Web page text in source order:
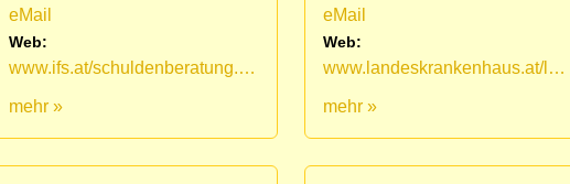
eMail
Web:
www.ifs.at/schuldenberatung.html
mehr »
eMail
Web:
www.landeskrankenhaus.at/leistungsangebot/fuer-patienten/medizinische-fachbereiche/lkh-hohenems/palliativstation/mobiles-palliativteam-vorarlberg
mehr »